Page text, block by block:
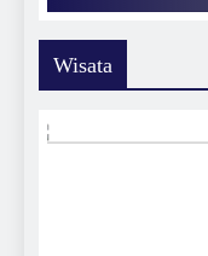
Wisata